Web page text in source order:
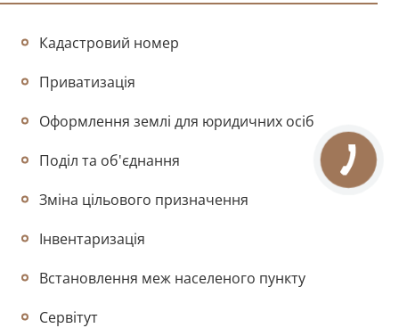
Кадастровий номер
Приватизація
Оформлення землі для юридичних осіб
Поділ та об'єднання
Зміна цільового призначення
Інвентаризація
Встановлення меж населеного пункту
Сервітут